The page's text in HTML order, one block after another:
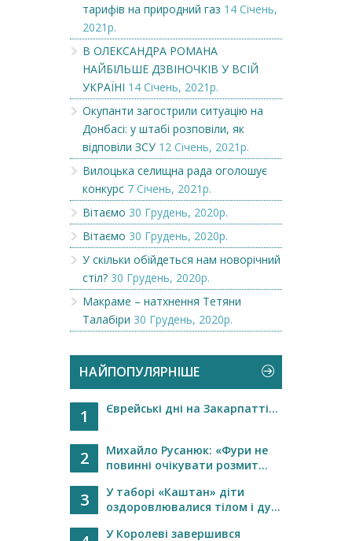
тарифів на природний газ 14 Січень,
2021р.
В ОЛЕКСАНДРА РОМАНА
НАЙБІЛЬШЕ ДЗВІНОЧКІВ У ВСІЙ
УКРАЇНІ 14 Січень, 2021р.
Окупанти загострили ситуацію на
Донбасі: у штабі розповіли, як
відповіли ЗСУ 12 Січень, 2021р.
Вилоцька селищна рада оголошує
конкурс 7 Січень, 2021р.
Вітаємо 30 Грудень, 2020р.
Вітаємо 30 Грудень, 2020р.
У скільки обійдеться нам новорічний
стіл? 30 Грудень, 2020р.
Макраме – натхнення Тетяни
Талабіри 30 Грудень, 2020р.
НАЙПОПУЛЯРНІШЕ
1 Єврейські дні на Закарпатті...
2
Михайло Русанюк: «Фури не
повинні очікувати розмит...
3
У таборі «Каштан» діти
оздоровлювалися тілом і ду...
У Королеві завершився